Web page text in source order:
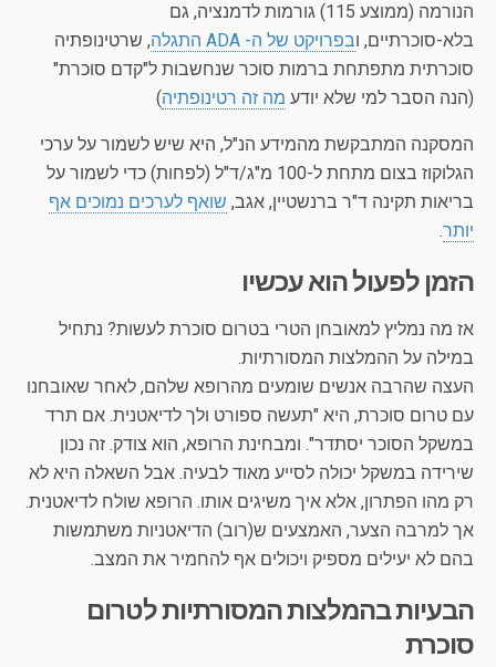
הנורמה (ממוצע 115) גורמות לדמנציה, גם
בלא-סוכרתיים, ובפרויקט של ה- ADA התגלה
, שרטינופתיה
סוכרתית מתפתחת ברמות סוכר שנחשבות ל"קדם סוכרת"
(הנה הסבר למי שלא יודע מה זה רטינופתיה)
המסקנה המתבקשת מהמידע הנ"ל, היא שיש לשמור על ערכי
הגלוקוז בצום מתחת ל-100 מ"ג/ד"ל (לפחות) כדי לשמור על
בריאות תקינה ד"ר ברנשטיין, אגב, שואף לערכים נמוכים אף
יותר.
הזמן לפעול הוא עכשיו
אז מה נמליץ למאובחן הטרי בטרום סוכרת לעשות? נתחיל
במילה על ההמלצות המסורתיות.
העצה שהרבה אנשים שומעים מהרופא שלהם, לאחר שאובחנו
עם טרום סוכרת, היא "תעשה ספורט ולך לדיאטנית. אם תרד
במשקל הסוכר יסתדר". ומבחינת הרופא, הוא צודק. זה נכון
שירידה במשקל יכולה לסייע מאוד לבעיה. אבל השאלה היא לא
רק מהו הפתרון, אלא איך משיגים אותו. הרופא שולח לדיאטנית.
אך למרבה הצער, האמצעים ש(רוב) הדיאטניות משתמשות
בהם לא יעילים מספיק ויכולים אף להחמיר את המצב.
הבעיות בהמלצות המסורתיות לטרום
סוכרת